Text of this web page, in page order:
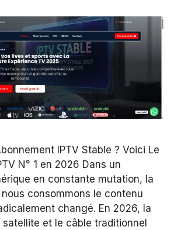
IPTV Stable ? Voici Le
N° 1 en 2026 Dans un
en constante mutation, la
consommons le contenu
changé. En 2026, la
et le câble traditionnel